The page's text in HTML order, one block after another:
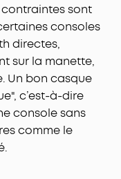
contraintes sont
consoles
directes,
sur la manette,
Un bon casque
c’est-à-dire
console sans
comme le